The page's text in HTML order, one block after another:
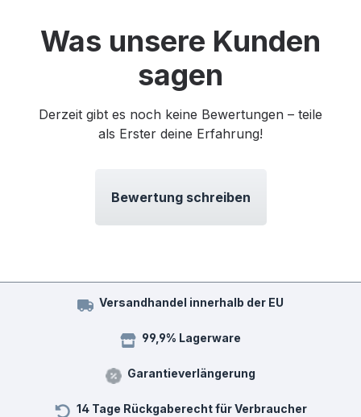
Was unsere Kunden
sagen
Derzeit gibt es noch keine Bewertungen – teile
als Erster deine Erfahrung!
Bewertung schreiben
Versandhandel innerhalb der EU
99,9% Lagerware
Garantieverlängerung
14 Tage Rückgaberecht für Verbraucher